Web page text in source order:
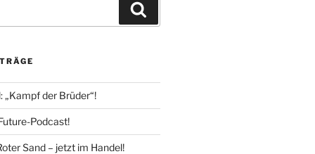
„Kampf der Brüder“!
Podcast!
Sand – jetzt im Handel!